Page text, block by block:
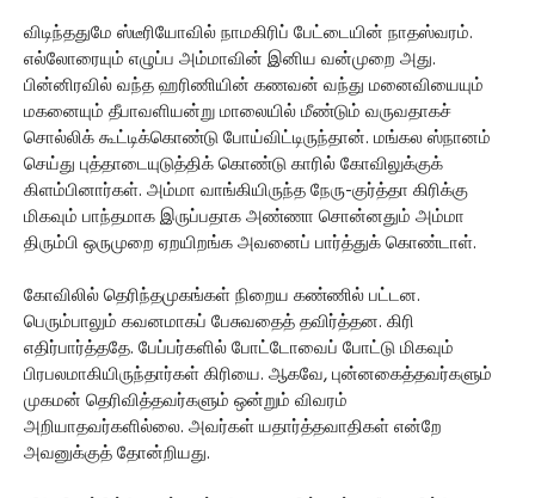
விடிந்ததுமே ஸ்டீரியோவில் நாமகிரிப் பேட்டையின் நாதஸ்வரம்.
எல்லோரையும் எழுப்ப அம்மாவின் இனிய வன்முறை அது.
பின்னிரவில் வந்த ஹரிணியின் கணவன் வந்து மனைவியையும்
மகனையும் தீபாவளியன்று மாலையில் மீண்டும் வருவதாகச்
சொல்லிக் கூட்டிக்கொண்டு போய்விட்டிருந்தான். மங்கல ஸ்நானம்
செய்து புத்தாடையுடுத்திக் கொண்டு காரில் கோவிலுக்குக்
கிளம்பினார்கள். அம்மா வாங்கியிருந்த நேரு-குர்த்தா கிரிக்கு
மிகவும் பாந்தமாக இருப்பதாக அண்ணா சொன்னதும் அம்மா
திரும்பி ஒருமுறை ஏறயிறங்க அவனைப் பார்த்துக் கொண்டாள்.
கோவிலில் தெரிந்தமுகங்கள் நிறைய கண்ணில் பட்டன.
பெரும்பாலும் கவனமாகப் பேசுவதைத் தவிர்த்தன. கிரி
எதிர்பார்த்ததே. பேப்பர்களில் போட்டோவைப் போட்டு மிகவும்
பிரபலமாகியிருந்தார்கள் கிரியை. ஆகவே, புன்னகைத்தவர்களும்
முகமன் தெரிவித்தவர்களும் ஒன்றும் விவரம்
அறியாதவர்களில்லை. அவர்கள் யதார்த்தவாதிகள் என்றே
அவனுக்குத் தோன்றியது.